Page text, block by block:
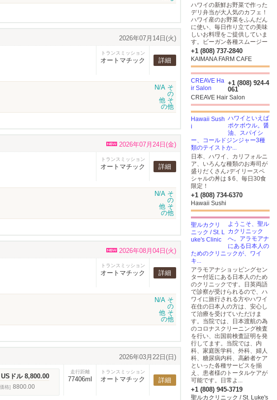
2026年07月14日(火)
トランスミッション
オートマチック 詳細
2026年07月24日(金)
トランスミッション
オートマチック 詳細
2026年08月04日(火)
トランスミッション
オートマチック 詳細
2026年03月22日(日)
USドル 8,800.00
格] 8800.00
走行距離
77406ml
トランスミッション
オートマチック 詳細
ハワイの新鮮お野菜で作った
デリ弁当が大人気のカフェ！
ハワイ産のお野菜をふんだん
に使い、毎日作り立ての美味
しいお料理をご提供していま
す。ビーガン各種スムージー
+1 (808) 737-2840
KAIMANA FARM CAFE
+1 (808) 924-4
061
CREAVE Hair Salon
ハワイといえば
ポケボウル。醤
油、スパイシ
ー、コールドジンジャー3種
類のテイストか...
日本、ハワイ、カリフォルニ
ア、いろんな種類のお寿司が
盛りだくさん♪デイリースペ
シャルの丼は＄6、毎日30食
限定！
+1 (808) 734-6370
Hawaii Sushi
ようこそ、聖ル
カクリニック
へ。アラモアナ
にある日本人の
ためのクリニックが、ワイ
キ...
アラモアナショッピングセン
ター付近にある日本人のため
のクリニックです。日英両語
で診察が受けられるので、ハ
ワイに旅行される方やハワイ
在住の日本人の方は、安心し
て治療を受けていただけま
す。当院では、日本渡航の為
のコロナスクリーニング検査
を行い、出国前検査証明を発
行してます。当院では、内
科、家庭医学科、外科、婦人
科、糖尿病内科、高齢者ケア
といった各種サービスを揃
え、患者様のトータルケアが
可能です。日常よ...
+1 (808) 945-3719
聖ルカクリニック / St. Luke's